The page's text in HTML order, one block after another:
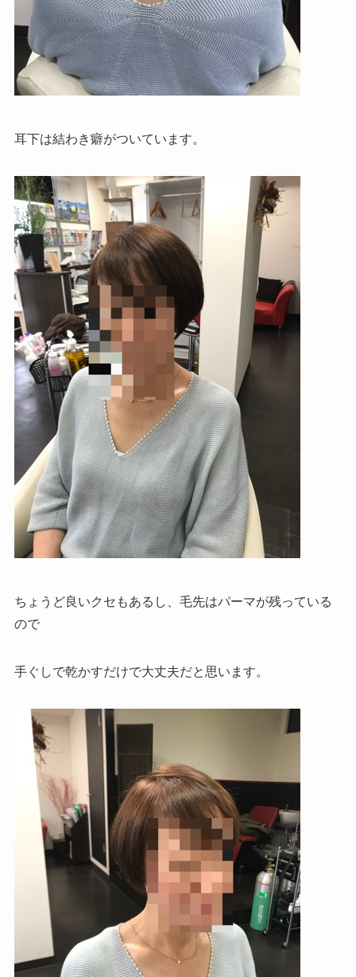
耳下は結わき癖がついています。
ちょうど良いクセもあるし、毛先はパーマが残っている
ので
手ぐしで乾かすだけで大丈夫だと思います。